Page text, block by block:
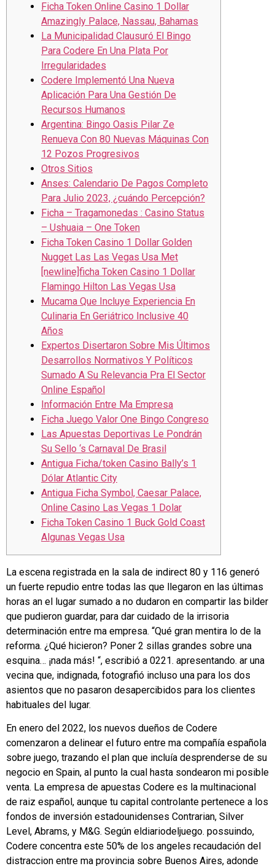
Ficha Token Online Casino 1 Dollar
Amazingly Palace, Nassau, Bahamas
La Municipalidad Clausuró El Bingo
Para Codere En Una Plata Por
Irregularidades
Codere Implementó Una Nueva
Aplicación Para Una Gestión De
Recursos Humanos
Argentina: Bingo Oasis Pilar Ze
Renueva Con 80 Nuevas Máquinas Con
12 Pozos Progresivos
Otros Sitios
Anses: Calendario De Pagos Completo
Para Julio 2023, ¿cuándo Percepción?
Ficha – Tragamonedas : Casino Status
– Ushuaia – One Token
Ficha Token Casino 1 Dollar Golden
Nugget Las Las Vegas Usa Met
[newline]ficha Token Casino 1 Dollar
Flamingo Hilton Las Vegas Usa
Mucama Que Incluye Experiencia En
Culinaria En Geriátrico Inclusive 40
Años
Expertos Disertaron Sobre Mis Últimos
Desarrollos Normativos Y Políticos
Sumado A Su Relevancia Pra El Sector
Online Español
Información Entre Ma Empresa
Ficha Juego Valor One Bingo Congreso
Las Apuestas Deportivas Le Pondrán
Su Sello ‘s Carnaval De Brasil
Antigua Ficha/token Casino Bally’s 1
Dólar Atlantic City
Antigua Ficha Symbol, Caesar Palace,
Online Casino Las Vegas 1 Dolar
Ficha Token Casino 1 Buck Gold Coast
Algunas Vegas Usa
La escena registrada en la sala de indirect 80 y 116 generó
un fuerte repudio entre todas las que llegaron en las últimas
horas an el lugar sumado a no dudaron en compartir las bilder
que pudieron guardar, para dar cuidado de la irrisoria
determinación entre ma empresa. “Qué gran mentira lo de la
reforma. ¿Qué hicieron? Poner 2 sillas grandes sobre una
esquina… ¡nada más! “, escribió a 0221. apresentando. ar una
vecina que, indignada, fotografió incluso una para los dos
asientos que no pasaron desapercibidos para los clientes
habituales del lugar.
En enero del 2022, los nuevos dueños de Codere
comenzaron a delinear el futuro entre ma compañía española
sobre juego, trazando el plan que incluía desprenderse de su
negocio en Spain, al punto la cual hasta sondearon mi posible
venta. La empresa de apuestas Codere es la multinacional
de raiz español, aunque tu capital controlante pertenece a los
fondos de inversión estadounidenses Contrarian, Silver
Level, Abrams, y M&G. Según eldiariodeljuego. possuindo,
Codere concentra este 50% de los angeles recaudación del
distraccion entre ma provincia sobre Buenos Aires, adonde